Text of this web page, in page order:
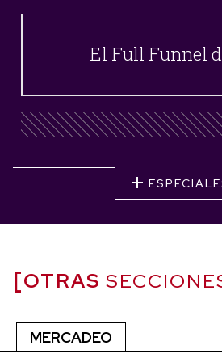
El Full Funnel
OTRAS
MERCADEO